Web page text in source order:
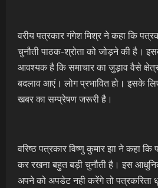
वरीय पत्रकार गंगेश मिश्र ने कहा कि
चुनौती पाठक-श्रोता को जोड़ने की है।
आवश्यक है कि समाचार का जुड़ाव वैसे
बदलाव आएं। लोग प्रभावित हो। इसके
खबर का सम्प्रेषण जरूरी है।
वरिष्ठ पत्रकार विष्णु कुमार झा ने कहा
कर रखना बहुत बड़ी चुनौती है। इस
अपने को अपडेट नही करेंगे तो पत्रकरिता